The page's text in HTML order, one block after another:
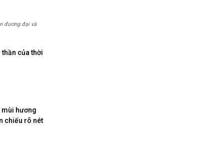
đương đại và
của thời
mùi hương
chiếu rõ nét